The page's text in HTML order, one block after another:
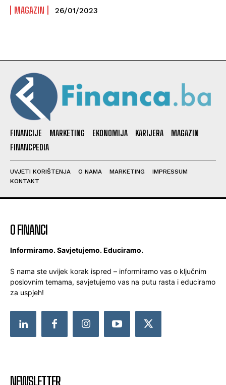
MAGAZIN 26/01/2023
FINANCIJE MARKETING EKONOMIJA KARIJERA
MAGAZIN
FINANCPEDIA
UVJETI KORIŠTENJA O NAMA MARKETING
IMPRESSUM
KONTAKT
O FINANCI
Informiramo. Savjetujemo. Educiramo.
S nama ste uvijek korak ispred – informiramo vas o ključnim
poslovnim temama, savjetujemo vas na putu rasta i educiramo
za uspjeh!
NEWSLETTER